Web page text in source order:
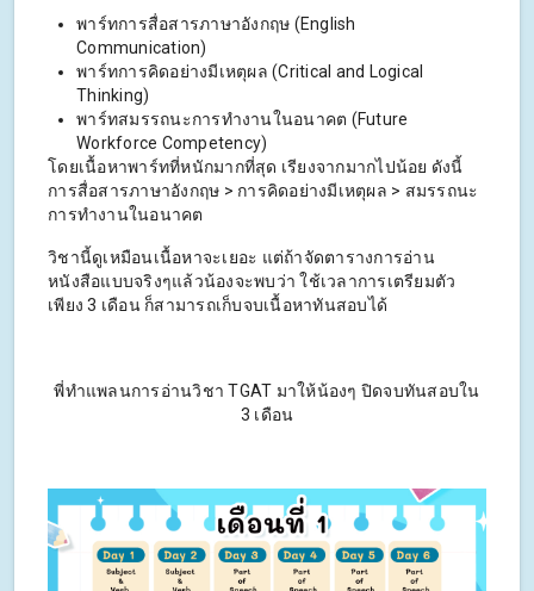
พาร์ทการสื่อสารภาษาอังกฤษ (English
Communication)
พาร์ทการคิดอย่างมีเหตุผล (Critical and Logical
Thinking)
พาร์ทสมรรถนะการทำงานในอนาคต (Future
Workforce Competency)
โดยเนื้อหาพาร์ทที่หนักมากที่สุด เรียงจากมากไปน้อย ดังนี้
การสื่อสารภาษาอังกฤษ > การคิดอย่างมีเหตุผล > สมรรถนะ
การทำงานในอนาคต
วิชานี้ดูเหมือนเนื้อหาจะเยอะ แต่ถ้าจัดตารางการอ่าน
หนังสือแบบจริงๆแล้วน้องจะพบว่า ใช้เวลาการเตรียมตัว
เพียง 3 เดือน ก็สามารถเก็บจบเนื้อหาทันสอบได้
พี่ทำแพลนการอ่านวิชา TGAT มาให้น้องๆ ปิดจบทันสอบใน
3 เดือน